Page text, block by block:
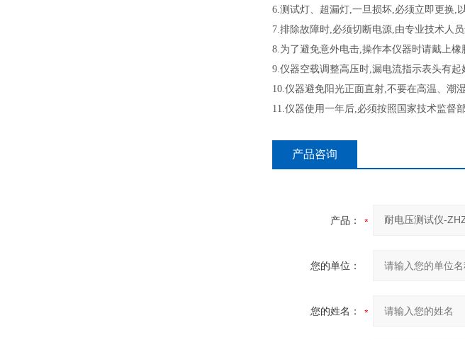
6.测试灯、超漏灯,一旦损坏,必须立即更换,
7.排除故障时,必须切断电源,由专业技术人
8.为了避免意外电击,操作本仪器时请戴上橡
9.仪器空载调整高压时,漏电流指示表头有
10.仪器避免阳光正面直射,不要在高温、潮
11.仪器使用一年后,必须按照国家技术监督
产品咨询
产品：
您的单位：
您的姓名：